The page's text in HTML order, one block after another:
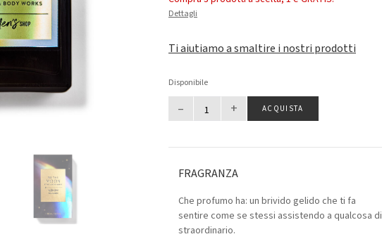
Dettagli
Ti aiutiamo a smaltire i nostri prodotti
Disponibile
– + ACQUISTA
FRAGRANZA
Che profumo ha: un brivido gelido che ti fa
sentire come se stessi assistendo a qualcosa di
straordinario.